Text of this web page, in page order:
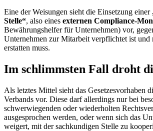
Eine der Weisungen sieht die Einsetzung einer
Stelle“, also eines externen Compliance-
Bewährungshelfer für Unternehmen) vor,
Unternehmen zur Mitarbeit verpflichtet ist und
erstatten muss.
Im schlimmsten Fall droht
Als letztes Mittel sieht das Gesetzesvorhaben
Verbands vor. Diese darf allerdings nur bei
schwerwiegenden oder wiederholten
ausgesprochen werden, oder wenn sich das
weigert, mit der sachkundigen Stelle zu